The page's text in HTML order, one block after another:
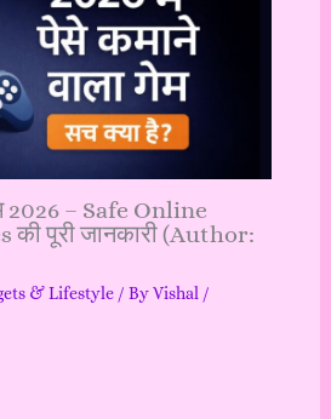
2026 – Safe Online
की पूरी जानकारी (Author:
& Lifestyle/ ByVishal /